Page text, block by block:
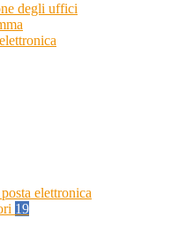
degli uffici
elettronica
19